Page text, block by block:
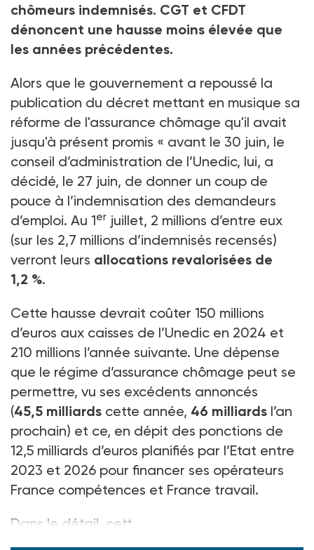
chômeurs indemnisés. CGT et CFDT
dénoncent une hausse moins élevée que
les années précédentes.
Alors que le gouvernement a repoussé la
publication du décret mettant en musique sa
réforme de l'assurance chômage qu'il avait
jusqu'à présent promis « avant le 30 juin, le
conseil d’administration de l’Unedic, lui, a
décidé, le 27 juin, de donner un coup de
pouce à l’indemnisation des demandeurs
d’emploi. Au 1er juillet, 2 millions d’entre eux
(sur les 2,7 millions d’indemnisés recensés)
verront leurs allocations revalorisées de
1,2 %.
Cette hausse devrait coûter 150 millions
d’euros aux caisses de l’Unedic en 2024 et
210 millions l’année suivante. Une dépense
que le régime d’assurance chômage peut se
permettre, vu ses excédents annoncés
(45,5 milliards cette année, 46 milliards l’an
prochain) et ce, en dépit des ponctions de
12,5 milliards d’euros planifiés par l’Etat entre
2023 et 2026 pour financer ses opérateurs
France compétences et France travail.
Dans le détail, cett